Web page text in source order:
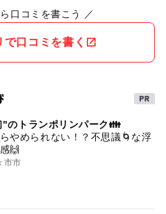
口コミを書こう ／
口コミを書く
のトランポリンパーク👪
やめられない！？不思議🌀な浮
🙌
市市